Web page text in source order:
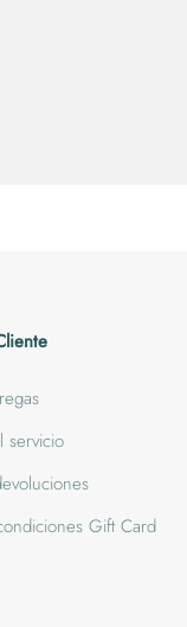
servicio
Gift Card